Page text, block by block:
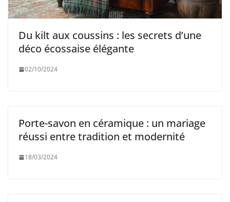
Du kilt aux coussins : les secrets d’une
déco écossaise élégante
02/10/2024
Porte-savon en céramique : un mariage
réussi entre tradition et modernité
18/03/2024